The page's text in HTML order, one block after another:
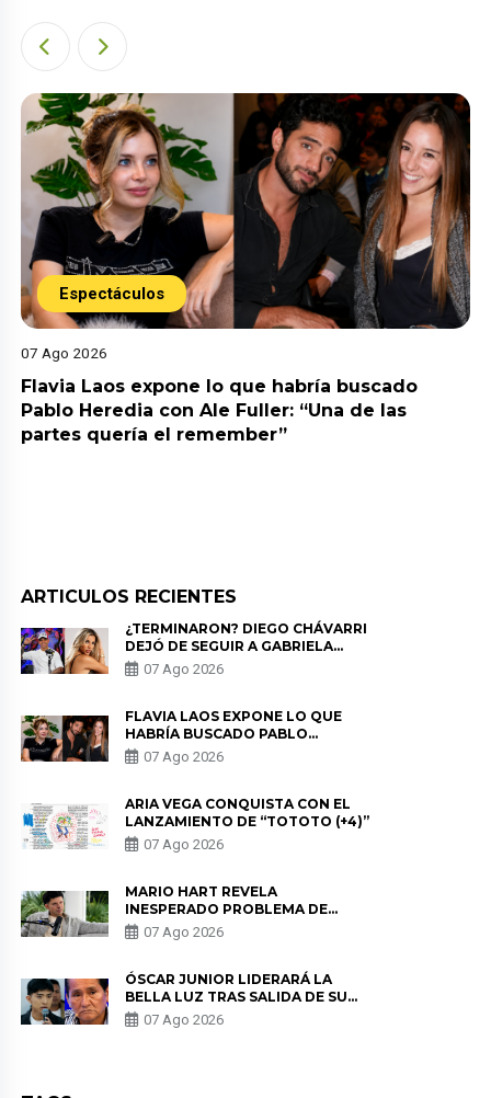
Espectáculos
07 Ago 2026
Flavia Laos expone lo que habría buscado
Pablo Heredia con Ale Fuller: “Una de las
partes quería el remember”
ARTICULOS RECIENTES
¿TERMINARON? DIEGO CHÁVARRI
DEJÓ DE SEGUIR A GABRIELA
HERRERA Y ANUNCIA SU SALIDA
DE PÓDCAST
07 Ago 2026
FLAVIA LAOS EXPONE LO QUE
HABRÍA BUSCADO PABLO
HEREDIA CON ALE FULLER: “UNA
DE LAS PARTES QUERÍA EL
07 Ago 2026
ARIA VEGA CONQUISTA CON EL
LANZAMIENTO DE “TOTOTO (+4)”
07 Ago 2026
MARIO HART REVELA
INESPERADO PROBLEMA DE
SALUD ANTES DE SEPARARSE DE
KORINA: “ME ENCONTRARON UN
07 Ago 2026
ÓSCAR JUNIOR LIDERARÁ LA
BELLA LUZ TRAS SALIDA DE SU
PADRE POR POLÉMICA CON
NALDY SALDAÑA
07 Ago 2026